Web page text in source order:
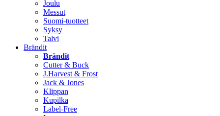
Joulu
Messut
Suomi-tuotteet
Syksy
Talvi
Brändit
Brändit
Cutter & Buck
J.Harvest & Frost
Jack & Jones
Klippan
Kupilka
Label-Free